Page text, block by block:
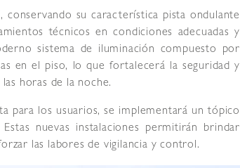
su característica pista ondulante
técnicos en condiciones adecuadas y
sistema de iluminación compuesto por
en el piso, lo que fortalecerá la seguridad y
horas de la noche.
para los usuarios, se implementará un tópico
nuevas instalaciones permitirán brindar
las labores de vigilancia y control.